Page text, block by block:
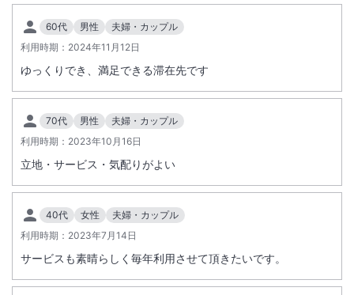
施設からのお知らせ
■お子さまの添い寝ご利用制限に変更がございます。
【添い寝可能なお子さまの年齢】
0歳～12歳のお子さまが添い寝でご宿泊の場合は、料金は掛かりませ
※添い寝のお子さまでお食事をご希望される場合は、別途料金が発生い
たします。
※6歳未満のお子さまはレストランやゲストラウンジをご利用いただけ
ません。あらかじめご了承ください。
【大人料金適用の年齢】
13 歳以上のお子さまは大人と同じ料金です。
ホテル専用駐車場のご用意がございません。ご宿泊者様に限り、提携駐
車場のご案内が可能です。
60代 男性
夫婦・カップル
利用時期： 2024年11月12日
ゆっくりでき、満足できる滞在先です
70代 男性
夫婦・カップル
利用時期： 2023年10月16日
立地・サービス・気配りがよい
40代 女性
夫婦・カップル
利用時期： 2023年7月14日
サービスも素晴らしく毎年利用させて頂きたいです。